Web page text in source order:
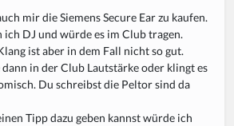
mir die Siemens Secure Ear zu kaufen.
DJ und würde es im Club tragen.
ist aber in dem Fall nicht so gut.
in der Club Lautstärke oder klingt es
Du schreibst die Peltor sind da
Tipp dazu geben kannst würde ich